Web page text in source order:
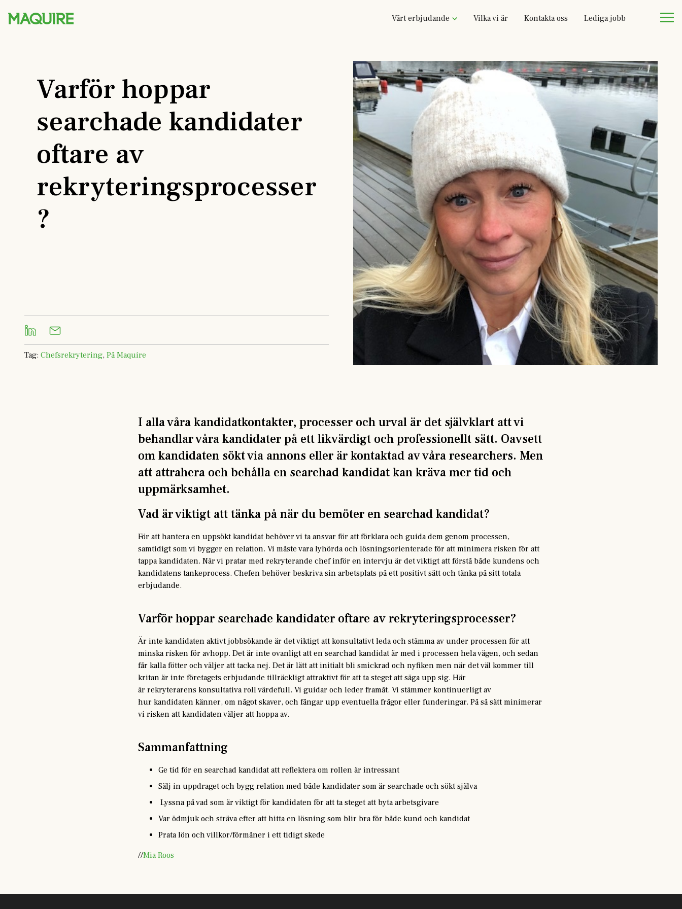
Vårt erbjudande Vilka vi är Kontakta oss Lediga jobb
Varför hoppar
searchade kandidater
oftare av
rekryteringsprocesser
?
Tag: Chefsrekrytering, På Maquire
I alla våra kandidatkontakter, processer och urval är det självklart att vi
behandlar våra kandidater på ett likvärdigt och professionellt sätt. Oavsett
om kandidaten sökt via annons eller är kontaktad av våra researchers. Men
att attrahera och behålla en searchad kandidat kan kräva mer tid och
uppmärksamhet.
Vad är viktigt att tänka på när du bemöter en searchad kandidat?
För att hantera en uppsökt kandidat behöver vi ta ansvar för att förklara och guida dem genom processen,
samtidigt som vi bygger en relation. Vi måste vara lyhörda och lösningsorienterade för att minimera risken för att
tappa kandidaten. När vi pratar med rekryterande chef inför en intervju är det viktigt att förstå både kundens och
kandidatens tankeprocess. Chefen behöver beskriva sin arbetsplats på ett positivt sätt och tänka på sitt totala
erbjudande.
Varför hoppar searchade kandidater oftare av rekryteringsprocesser?
Är inte kandidaten aktivt jobbsökande är det viktigt att konsultativt leda och stämma av under processen för att
minska risken för avhopp. Det är inte ovanligt att en searchad kandidat är med i processen hela vägen, och sedan
får kalla fötter och väljer att tacka nej. Det är lätt att initialt bli smickrad och nyfiken men när det väl kommer till
kritan är inte företagets erbjudande tillräckligt attraktivt för att ta steget att säga upp sig. Här
är rekryterarens konsultativa roll värdefull. Vi guidar och leder framåt. Vi stämmer kontinuerligt av
hur kandidaten känner, om något skaver, och fångar upp eventuella frågor eller funderingar. På så sätt minimerar
vi risken att kandidaten väljer att hoppa av.
Sammanfattning
Ge tid för en searchad kandidat att reflektera om rollen är intressant
Sälj in uppdraget och bygg relation med både kandidater som är searchade och sökt själva
Lyssna på vad som är viktigt för kandidaten för att ta steget att byta arbetsgivare
Var ödmjuk och sträva efter att hitta en lösning som blir bra för både kund och kandidat
Prata lön och villkor/förmåner i ett tidigt skede
//Mia Roos